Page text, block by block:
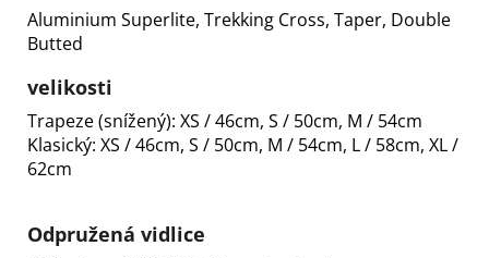
Aluminium Superlite, Trekking Cross, Taper, Double
Butted
velikosti
Trapeze (snížený): XS / 46cm, S / 50cm, M / 54cm
Klasický: XS / 46cm, S / 50cm, M / 54cm, L / 58cm, XL /
62cm
Odpružená vidlice